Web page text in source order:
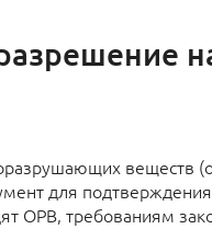
веществ
для подтверждения
ОРВ, требованиям